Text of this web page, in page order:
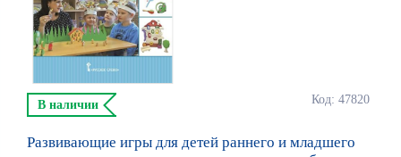
Код: 47820
В наличии
Развивающие игры для детей раннего и младшего